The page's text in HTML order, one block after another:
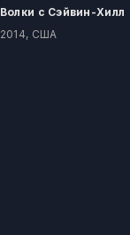
Волки с Сэйвин-Хилл
2014, США